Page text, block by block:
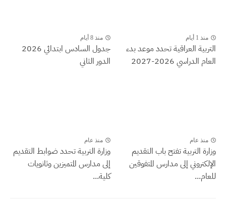
منذ 1 أيام
التربية العراقية تحدد موعد بدء
العام الدراسي 2026-2027
منذ 8 أيام
جدول السادس ابتدائي 2026
الدور الثاني
منذ عام
وزارة التربية تفتح باب التقديم
الإلكتروني إلى مدارس المتفوقين
للعام...
منذ عام
وزارة التربية تحدد ضوابط التقديم
إلى مدارس المتميزين وثانويات
كلية...